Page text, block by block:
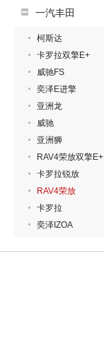
一汽丰田
柯斯达
卡罗拉双擎E+
威驰FS
奕泽E进擎
亚洲龙
威驰
亚洲狮
RAV4荣放双擎E+
卡罗拉锐放
RAV4荣放
卡罗拉
奕泽IZOA